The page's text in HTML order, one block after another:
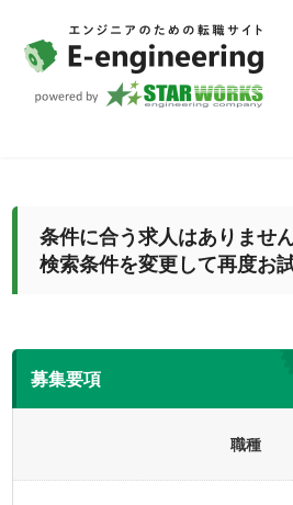
条件に合う求人はありません
検索条件を変更して再度お
募集要項
職種